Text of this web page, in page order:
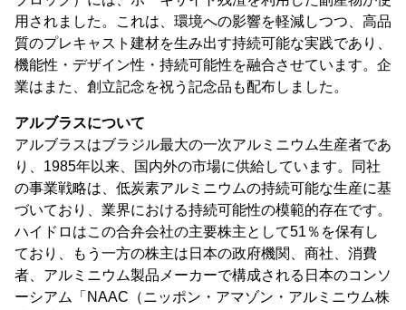
用されました。これは、環境への影響を軽減しつつ、高品
質のプレキャスト建材を生み出す持続可能な実践であり、
機能性・デザイン性・持続可能性を融合させています。企
業はまた、創立記念を祝う記念品も配布しました。
アルブラスについて
アルブラスはブラジル最大の一次アルミニウム生産者であ
り、1985年以来、国内外の市場に供給しています。同社
の事業戦略は、低炭素アルミニウムの持続可能な生産に基
づいており、業界における持続可能性の模範的存在です。
ハイドロはこの合弁会社の主要株主として51％を保有し
ており、もう一方の株主は日本の政府機関、商社、消費
者、アルミニウム製品メーカーで構成される日本のコンソ
ーシアム「NAAC（ニッポン・アマゾン・アルミニウム株